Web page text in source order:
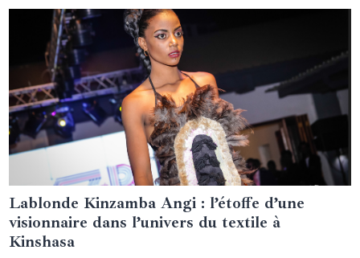
27 juillet 2024
Lablonde Kinzamba Angi : l’étoffe d’une
visionnaire dans l’univers du textile à
Kinshasa